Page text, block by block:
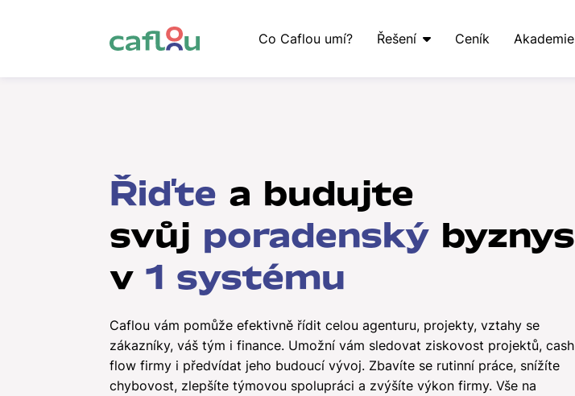
Co Caflou umí? Řešení Ceník Akademie
Řiďte a budujte
svůj poradenský byznys
v 1 systému
Caflou vám pomůže efektivně řídit celou agenturu, projekty, vztahy se
zákazníky, váš tým i finance. Umožní vám sledovat ziskovost projektů, cash
flow firmy i předvídat jeho budoucí vývoj. Zbavíte se rutinní práce, snížíte
chybovost, zlepšíte týmovou spolupráci a zvýšíte výkon firmy. Vše na